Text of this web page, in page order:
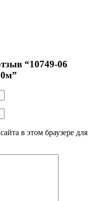
“10749-06
в этом браузере для